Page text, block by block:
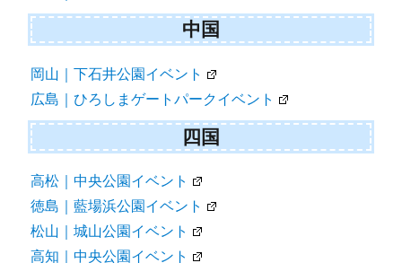
中国
岡山｜下石井公園イベント
広島｜ひろしまゲートパークイベント
四国
高松｜中央公園イベント
徳島｜藍場浜公園イベント
松山｜城山公園イベント
高知｜中央公園イベント